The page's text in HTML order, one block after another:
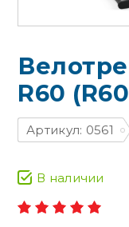
R60
Артикул: 0561
В наличии